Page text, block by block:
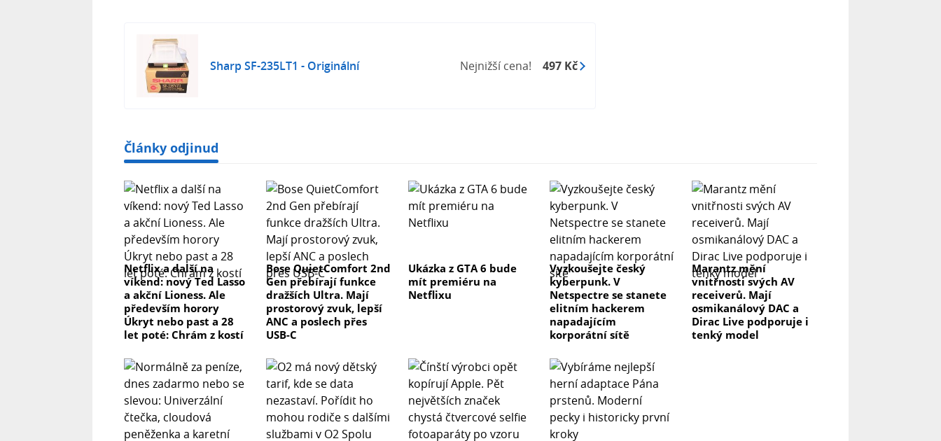
Sharp SF-235LT1 - Originální Nejnižší cena! 497 Kč
Články odjinud
Netflix a další na
víkend: nový Ted Lasso
a akční Lioness. Ale
především horory
Úkryt nebo past a 28
let poté: Chrám z kostí
Bose QuietComfort 2nd
Gen přebírají funkce
dražších Ultra. Mají
prostorový zvuk, lepší
ANC a poslech přes
USB-C
Ukázka z GTA 6 bude
mít premiéru na
Netflixu
Vyzkoušejte český
kyberpunk. V
Netspectre se stanete
elitním hackerem
napadajícím
korporátní sítě
Marantz mění
vnitřnosti svých AV
receiverů. Mají
osmikanálový DAC a
Dirac Live podporuje i
tenký model